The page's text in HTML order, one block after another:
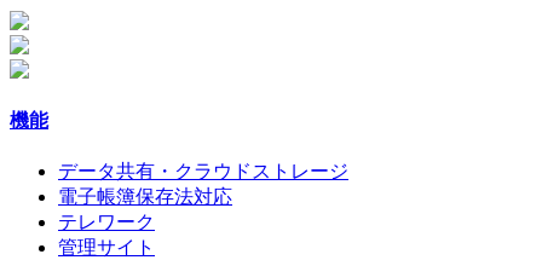
機能
データ共有・クラウドストレージ
電子帳簿保存法対応
テレワーク
管理サイト